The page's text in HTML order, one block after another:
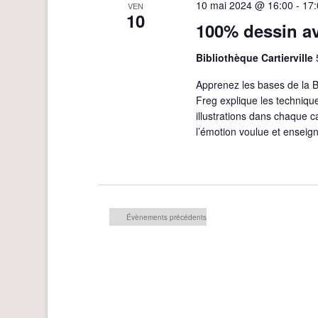
VEN
10
10 mai 2024 @ 16:00 -
100% dessin
Bibliothèque Cartierville
Apprenez les bases de la
Freg explique les
illustrations dans chaque
l’émotion voulue et
Évènements précédents